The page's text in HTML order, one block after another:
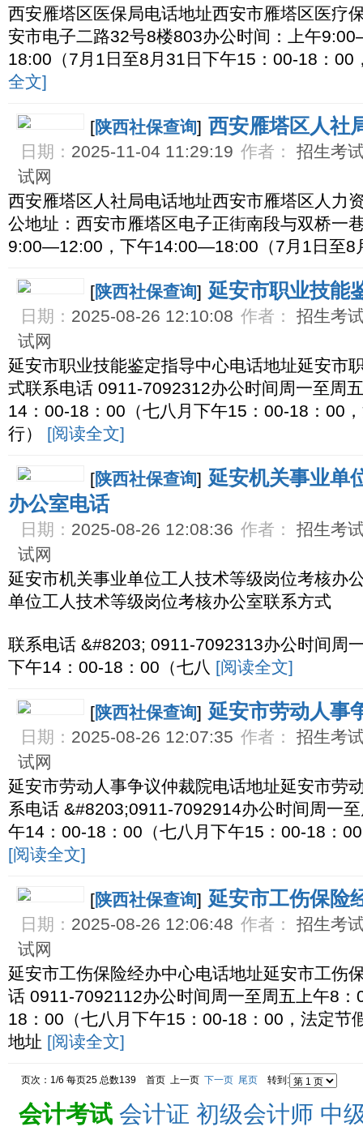
西安雁塔区医保局电话地址西安市雁塔区医疗
安市电子二路32号8楼803办公时间：上午
18:00（7月1日至8月31日下午15：00-18：
全文]
[陕西社保查询] 西安雁塔区人社
日期： 2025-11-04 11:29:19 作者：
招生考
试网
西安雁塔区人社局电话地址西安市雁塔区人力
公地址：西安市雁塔区电子正街南段与双桥一
9:00—12:00，下午14:00—18:00（7月1日至8
[陕西社保查询] 延安市职业技能
日期： 2025-08-26 12:10:08 作者：
招生考
试网
延安市职业技能鉴定指导中心电话地址延安市
式联系电话 0911-7092312办公时间周一至周
14：00-18：00（七八月下午15：00-18：00
行） [阅读全文]
[陕西社保查询] 延安机关事业单
办公室电话
日期： 2025-08-26 12:08:36 作者：
招生考
试网
延安市机关事业单位工人技术等级岗位考核办
单位工人技术等级岗位考核办公室联系方式
联系电话 &#8203; 0911-7092313办公时间周
下午14：00-18：00（七八 [阅读全文]
[陕西社保查询] 延安市劳动人事
日期： 2025-08-26 12:07:35 作者：
招生考
试网
延安市劳动人事争议仲裁院电话地址延安市劳
系电话 &#8203;0911-7092914办公时间周一
午14：00-18：00（七八月下午15：00-18：
[阅读全文]
[陕西社保查询] 延安市工伤保险
日期： 2025-08-26 12:06:48 作者：
招生考
试网
延安市工伤保险经办中心电话地址延安市工伤
话 0911-7092112办公时间周一至周五上午8
18：00（七八月下午15：00-18：00，法定节
地址 [阅读全文]
页次：1/6 每页25 总数139 首页 上一页 下一页 尾页 转到:
会计考试 会计证 初级会计师 中